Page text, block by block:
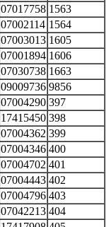
07017758 1563
07002114 1564
07003013 1605
07001894 1606
07030738 1663
09009736 9856
07004290 397
17415450 398
07004362 399
07004346 400
07004702 401
07004443 402
07004796 403
07042213 404